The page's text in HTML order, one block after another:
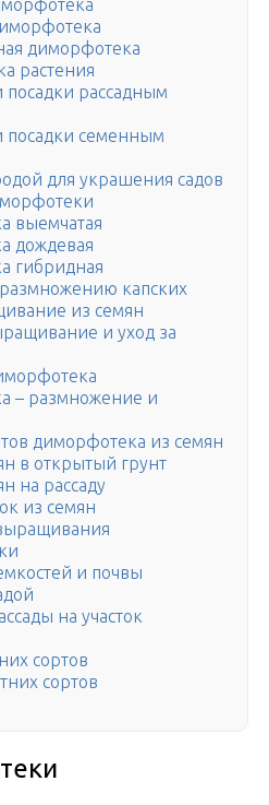
диморфотека
растения
посадки рассадным
посадки семенным
для украшения садов
выемчатая
дождевая
гибридная
капских
из семян
и уход за
– размножение и
диморфотека из семян
в открытый грунт
на рассаду
из семян
и почвы
на участок
сортов
сортов